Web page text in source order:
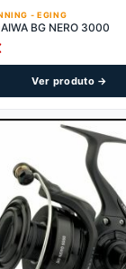
- EGING
BG NERO 3000
Ver produto →